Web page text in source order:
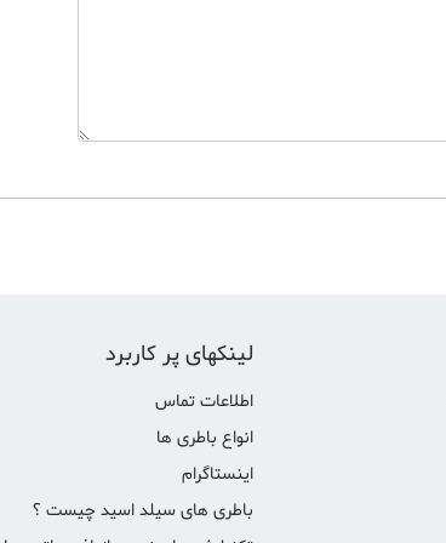
لینکهای پر کاربرد
اطلاعات تماس
انواع باطری ها
اینستاگرام
باطری های سیلد اسید چیست ؟